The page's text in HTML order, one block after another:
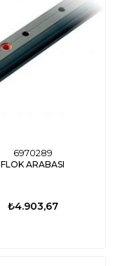
6970289
FLOK ARABASI
₺4.903,67